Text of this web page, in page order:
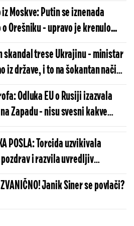
Moskve: Putin se iznenada
Orešniku - upravo je krenulo...
skandal trese Ukrajinu - ministar
iz države, i to na šokantan način:
sa Zelenskim otišao, a onda...
Odluka EU o Rusiji izazvala
Zapadu - nisu svesni kakve
dolaze
POSLA: Torcida uzvikivala
i razvila uvredljiv
o Srbima i Oluji
ZVANIČNO! Janik Siner se povlači?